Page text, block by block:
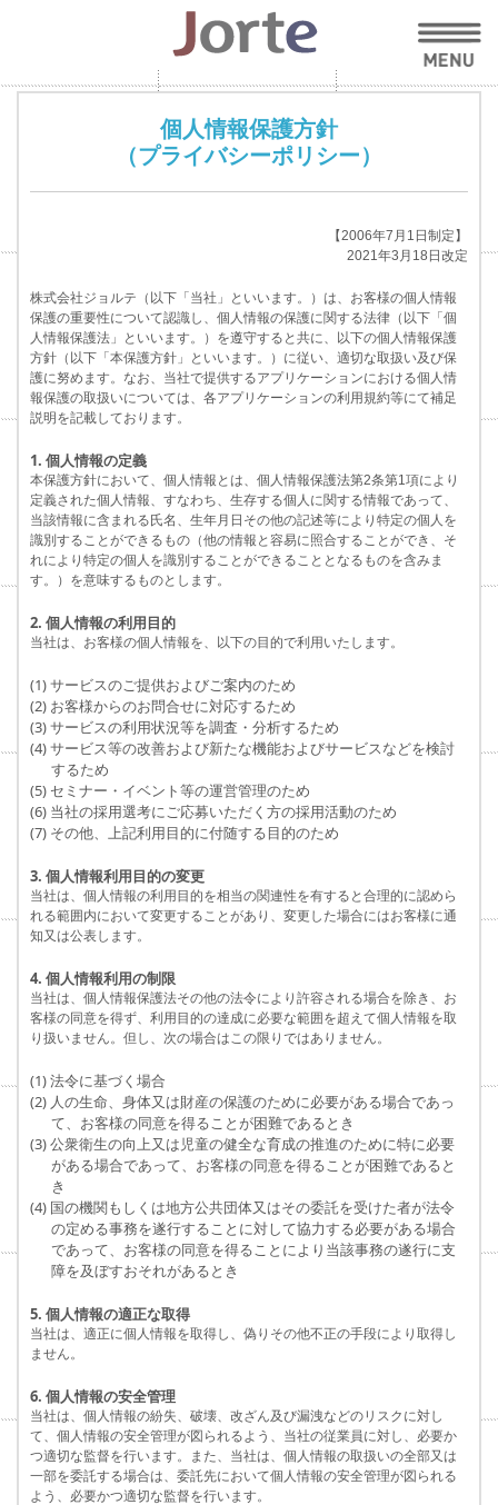
個人情報保護方針
（プライバシーポリシー）
【2006年7月1日制定】
2021年3月18日改定
株式会社ジョルテ（以下「当社」といいます。）は、お客様の個人情報
保護の重要性について認識し、個人情報の保護に関する法律（以下「個
人情報保護法」といいます。）を遵守すると共に、以下の個人情報保護
方針（以下「本保護方針」といいます。）に従い、適切な取扱い及び保
護に努めます。なお、当社で提供するアプリケーションにおける個人情
報保護の取扱いについては、各アプリケーションの利用規約等にて補足
説明を記載しております。
1. 個人情報の定義
本保護方針において、個人情報とは、個人情報保護法第2条第1項により
定義された個人情報、すなわち、生存する個人に関する情報であって、
当該情報に含まれる氏名、生年月日その他の記述等により特定の個人を
識別することができるもの（他の情報と容易に照合することができ、そ
れにより特定の個人を識別することができることとなるものを含みま
す。）を意味するものとします。
2. 個人情報の利用目的
当社は、お客様の個人情報を、以下の目的で利用いたします。
(1) サービスのご提供およびご案内のため
(2) お客様からのお問合せに対応するため
(3) サービスの利用状況等を調査・分析するため
(4) サービス等の改善および新たな機能およびサービスなどを検討
するため
(5) セミナー・イベント等の運営管理のため
(6) 当社の採用選考にご応募いただく方の採用活動のため
(7) その他、上記利用目的に付随する目的のため
3. 個人情報利用目的の変更
当社は、個人情報の利用目的を相当の関連性を有すると合理的に認めら
れる範囲内において変更することがあり、変更した場合にはお客様に通
知又は公表します。
4. 個人情報利用の制限
当社は、個人情報保護法その他の法令により許容される場合を除き、お
客様の同意を得ず、利用目的の達成に必要な範囲を超えて個人情報を取
り扱いません。但し、次の場合はこの限りではありません。
(1) 法令に基づく場合
(2) 人の生命、身体又は財産の保護のために必要がある場合であっ
て、お客様の同意を得ることが困難であるとき
(3) 公衆衛生の向上又は児童の健全な育成の推進のために特に必要
がある場合であって、お客様の同意を得ることが困難であると
き
(4) 国の機関もしくは地方公共団体又はその委託を受けた者が法令
の定める事務を遂行することに対して協力する必要がある場合
であって、お客様の同意を得ることにより当該事務の遂行に支
障を及ぼすおそれがあるとき
5. 個人情報の適正な取得
当社は、適正に個人情報を取得し、偽りその他不正の手段により取得し
ません。
6. 個人情報の安全管理
当社は、個人情報の紛失、破壊、改ざん及び漏洩などのリスクに対し
て、個人情報の安全管理が図られるよう、当社の従業員に対し、必要か
つ適切な監督を行います。また、当社は、個人情報の取扱いの全部又は
一部を委託する場合は、委託先において個人情報の安全管理が図られる
よう、必要かつ適切な監督を行います。